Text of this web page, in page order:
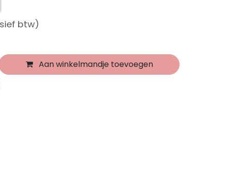
btw)
Aan winkelmandje toevoegen